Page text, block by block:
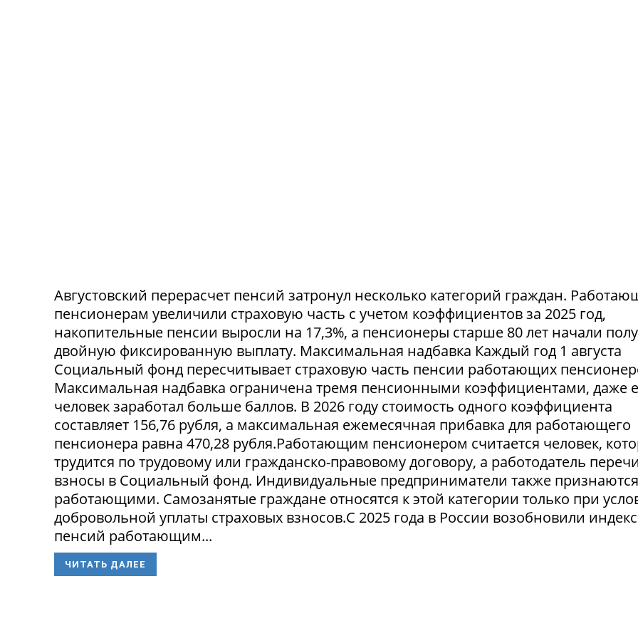
Августовский перерасчет пенсий затронул несколько категорий граждан.
пенсионерам увеличили страховую часть с учетом коэффициентов за 2025 год,
накопительные пенсии выросли на 17,3%, а пенсионеры старше 80 лет начали
двойную фиксированную выплату. Максимальная надбавка Каждый год 1 августа
Социальный фонд пересчитывает страховую часть пенсии работающих
Максимальная надбавка ограничена тремя пенсионными коэффициентами, даже
человек заработал больше баллов. В 2026 году стоимость одного коэффициента
составляет 156,76 рубля, а максимальная ежемесячная прибавка для работающего
пенсионера равна 470,28 рубля.Работающим пенсионером считается человек,
трудится по трудовому или гражданско-правовому договору, а работодатель
взносы в Социальный фонд. Индивидуальные предприниматели также признаются
работающими. Самозанятые граждане относятся к этой категории только при
добровольной уплаты страховых взносов.С 2025 года в России возобновили
пенсий работающим...
ЧИТАТЬ ДАЛЕЕ